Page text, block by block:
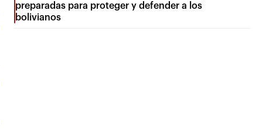
preparadas para proteger y defender a los
bolivianos